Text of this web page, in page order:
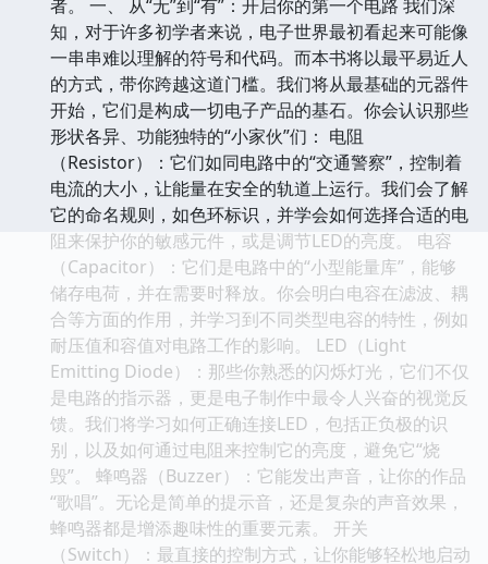
者。 一、 从“无”到“有”：开启你的第一个电路 我们深
知，对于许多初学者来说，电子世界最初看起来可能像
一串串难以理解的符号和代码。而本书将以最平易近人
的方式，带你跨越这道门槛。我们将从最基础的元器件
开始，它们是构成一切电子产品的基石。你会认识那些
形状各异、功能独特的“小家伙”们： 电阻
（Resistor）：它们如同电路中的“交通警察”，控制着
电流的大小，让能量在安全的轨道上运行。我们会了解
它的命名规则，如色环标识，并学会如何选择合适的电
阻来保护你的敏感元件，或是调节LED的亮度。 电容
（Capacitor）：它们是电路中的“小型能量库”，能够
储存电荷，并在需要时释放。你会明白电容在滤波、耦
合等方面的作用，并学习到不同类型电容的特性，例如
耐压值和容值对电路工作的影响。 LED（Light
Emitting Diode）：那些你熟悉的闪烁灯光，它们不仅
是电路的指示器，更是电子制作中最令人兴奋的视觉反
馈。我们将学习如何正确连接LED，包括正负极的识
别，以及如何通过电阻来控制它的亮度，避免它“烧
毁”。 蜂鸣器（Buzzer）：它能发出声音，让你的作品
“歌唱”。无论是简单的提示音，还是复杂的声音效果，
蜂鸣器都是增添趣味性的重要元素。 开关
（Switch）：最直接的控制方式，让你能够轻松地启动